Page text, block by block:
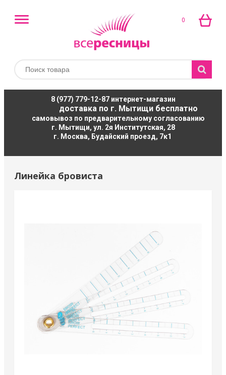
0
8 (977) 779-12-87интернет-магазин
доставка по г. Мытищи бесплатно
самовывоз по предварительному согласованию
г. Мытищи, ул. 2я Институтская, 28
г. Москва, Будайский проезд, 7к1
Линейка бровиста